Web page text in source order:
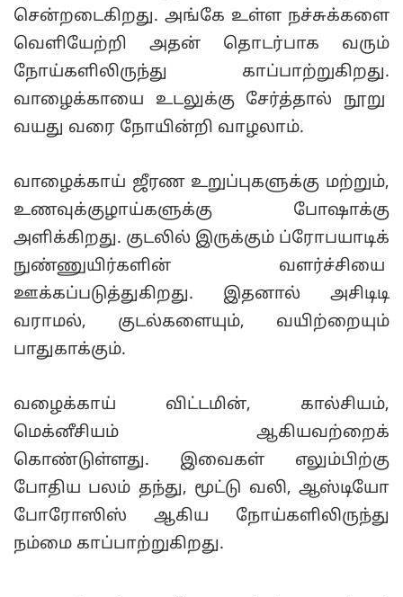
சென்றடைகிறது. அங்கே உள்ள நச்சுக்களை
வெளியேற்றி அதன் தொடர்பாக வரும்
நோய்களிலிருந்து காப்பாற்றுகிறது.
வாழைக்காயை உடலுக்கு சேர்த்தால் நூறு
வயது வரை நோயின்றி வாழலாம்.
வாழைக்காய் ஜீரண உறுப்புகளுக்கு மற்றும்,
உணவுக்குழாய்களுக்கு போஷாக்கு
அளிக்கிறது. குடலில் இருக்கும் ப்ரோபயாடிக்
நுண்ணுயிர்களின் வளர்ச்சியை
ஊக்கப்படுத்துகிறது. இதனால் அசிடிடி
வராமல், குடல்களையும், வயிற்றையும்
பாதுகாக்கும்.
வழைக்காய் விட்டமின், கால்சியம்,
மெக்னீசியம் ஆகியவற்றைக்
கொண்டுள்ளது. இவைகள் எலும்பிற்கு
போதிய பலம் தந்து, மூட்டு வலி, ஆஸ்டியோ
போரோஸிஸ் ஆகிய நோய்களிலிருந்து
நம்மை காப்பாற்றுகிறது.